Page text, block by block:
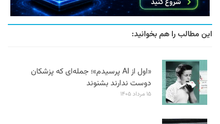
این مطالب را هم بخوانید:
«اول از AI پرسیدم»؛ جمله‌ای که پزشکان
دوست ندارند بشنوند
۱۵ مرداد ۱۴۰۵